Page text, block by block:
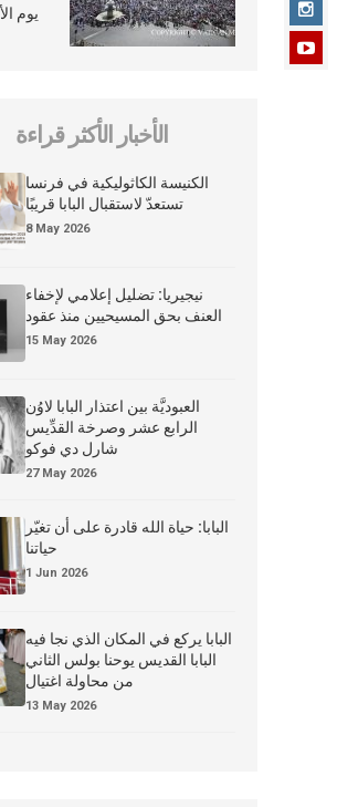
الأخبار الأكثر قراءة
الكنيسة الكاثوليكية في فرنسا
تستعدّ لاستقبال البابا قريبًا
8 May 2026
نيجيريا: تضليل إعلامي لإخفاء
العنف بحق المسيحيين منذ عقود
15 May 2026
العبوديَّة بين اعتذار البابا لاوُن
الرابع عشر وصرخة القدِّيس
شارل دي فوكو
27 May 2026
البابا: حياة الله قادرة على أن تغيّر
حياتنا
1 Jun 2026
البابا يركع في المكان الذي نجا فيه
البابا القديس يوحنا بولس الثاني
من محاولة اغتيال
13 May 2026